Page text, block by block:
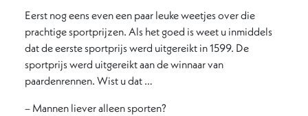
Eerst nog eens even een paar leuke weetjes over die
prachtige sportprijzen. Als het goed is weet u inmiddels
dat de eerste sportprijs werd uitgereikt in 1599. De
sportprijs werd uitgereikt aan de winnaar van
paardenrennen. Wist u dat …
– Mannen liever alleen sporten?